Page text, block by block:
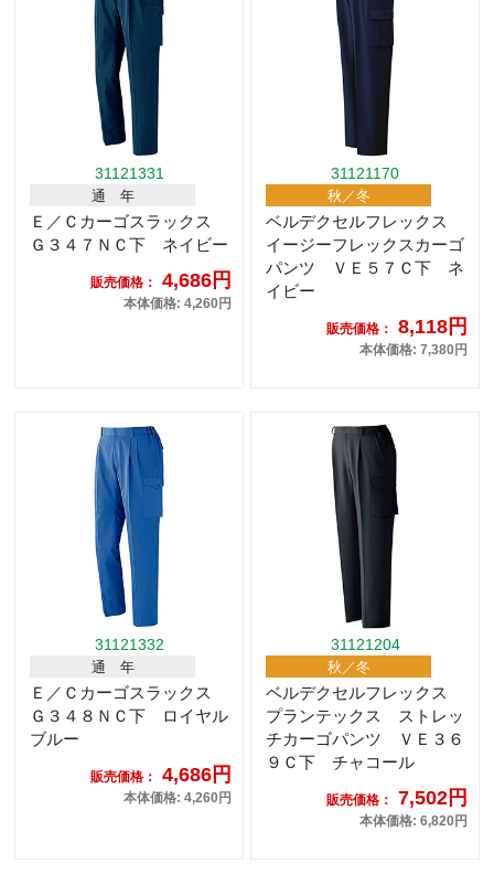
31121331
通 年
Ｅ／Ｃカーゴスラックス
Ｇ３４７ＮＣ下 ネイビー
販売価格： 4,686円
本体価格: 4,260円
31121170
秋／冬
ベルデクセルフレックス
イージーフレックスカーゴ
パンツ ＶＥ５７Ｃ下 ネ
イビー
販売価格： 8,118円
本体価格: 7,380円
31121332
通 年
Ｅ／Ｃカーゴスラックス
Ｇ３４８ＮＣ下 ロイヤル
ブルー
販売価格： 4,686円
本体価格: 4,260円
31121204
秋／冬
ベルデクセルフレックス
プランテックス ストレッ
チカーゴパンツ ＶＥ３６
９Ｃ下 チャコール
販売価格： 7,502円
本体価格: 6,820円